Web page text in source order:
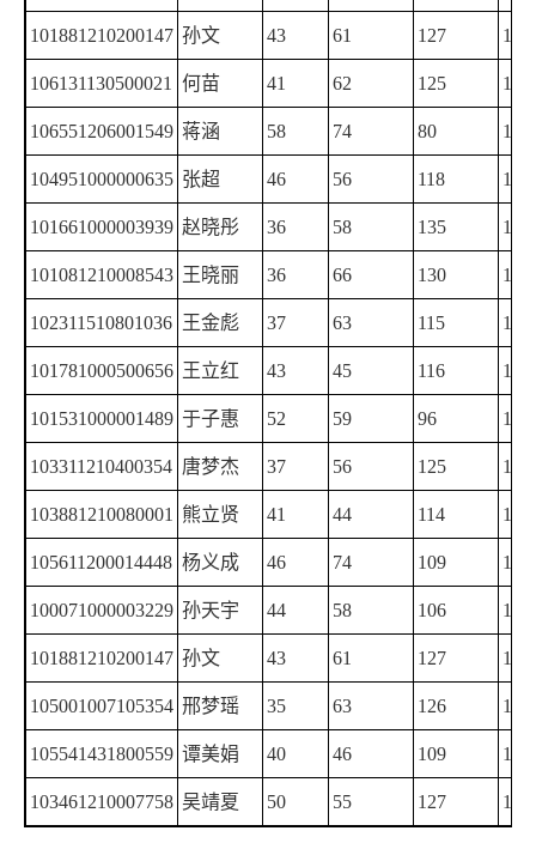
101881210200147 孙文 43 61 127 110
106131130500021 何苗 41 62 125 112
106551206001549 蒋涵 58 74 80 126
104951000000635 张超 46 56 118 118
101661000003939 赵晓彤 36 58 135 129
101081210008543 王晓丽 36 66 130 120
102311510801036 王金彪 37 63 115 135
101781000500656 王立红 43 45 116 141
101531000001489 于子惠 52 59 96 138
103311210400354 唐梦杰 37 56 125 126
103881210080001 熊立贤 41 44 114 145
105611200014448 杨义成 46 74 109 114
100071000003229 孙天宇 44 58 106 134
101881210200147 孙文 43 61 127 110
105001007105354 邢梦瑶 35 63 126 117
105541431800559 谭美娟 40 46 109 145
103461210007758 吴靖夏 50 55 127 105